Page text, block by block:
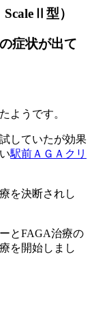
型）
症状が出て
ようです。
していたが効果
駅前ＡＧＡクリ
を決断されし
とFAGA治療の
を開始しまし